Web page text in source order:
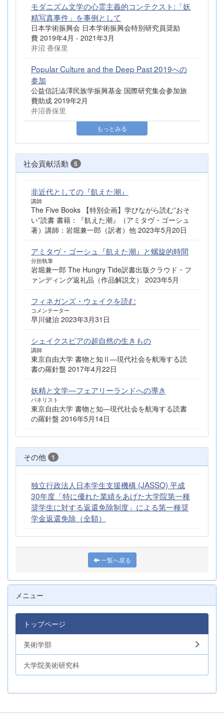
モダニズム文学の心霊主義的コンテクスト:「妖
精写真事件」を事例として
日本学術振興会 日本学術振興会特別研究員奨励
費 2019年4月 - 2021年3月
井沼 香保里
Popular Culture and the Deep Past 2019への
参加
公益信託澁澤民族学振興基金 国際研究集会参加旅
費助成 2019年2月
井沼香保里
もっとみる
社会貢献活動 5
非近代としての『飢えた潮』
講師
The Five Books 【特別企画】学びながら読む”おそ
い”読書 書籍：『飢えた潮』（アミタヴ・ゴーシュ
著）講師：岩堀兼一郎（訳者）他 2023年5月20日
アミタヴ・ゴーシュ『飢えた潮』と螺旋的時間
分担執筆
岩堀兼一郎 The Hungry Tide訳書出版クラウド・フ
ァンディング返礼品（作品解説文） 2023年5月
フィネガンズ・ウェイクを読む
コメンテーター
早川健治 2023年3月31日
シェイクスピアの超自然の生きもの
講師
東京自由大学 書物と知Ⅱ―現代社会を航海する読
書の羅針盤 2017年4月22日
妖精と文学―フェアリーランドへの導き
パネリスト
東京自由大学 書物と知―現代社会を航海する読書
の羅針盤 2016年5月14日
その他 1
独立行政法人日本学生支援機構 (JASSO) 平成
30年度「特に優れた業績をあげた大学院第一種
奨学生に対する返還免除制度」による第一種奨
学金返還免除（全額）
一覧へ戻る
メニュー
トップページ
美術学部
大学院美術研究科